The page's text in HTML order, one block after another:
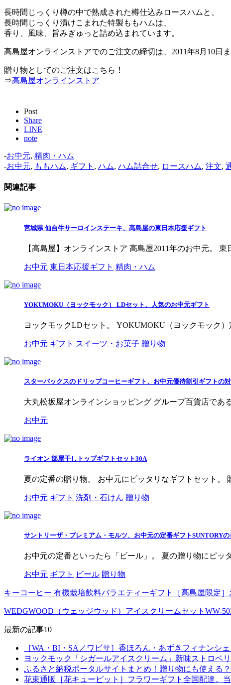
長時間じっくり樽の中で熟成された樽仕込みロースハムと、
長時間じっくり漬けこまれた特製ももハムは、
香り、風味、旨みぎゅっと詰め込まれています。
高島屋オンラインストアでのご注文の締切は、2011年8月10日
贈り物としてのご注文はこちら！
⇒高島屋オンラインストア
Post
Share
LINE
note
-お中元, 精肉・ハム
-お中元, ももハム, ギフト , ハム, ハム詰合せ, ロースハム, 注文,
関連記事
宮城県 仙台牛サーロインステーキ、高島屋の東日本応援ギフト
【高島屋】オンラインストア 高島屋2011年のお中元。
お中元 東日本応援ギフト 精肉・ハム
YOKUMOKU（ヨックモック） LDセット、人気のお中元ギフト
ヨックモックLDセット。 YOKUMOKU（ヨックモック
お中元 ギフト スイーツ・お菓子 贈り物
スターバックスのドリップコーヒーギフト、お中元優待割引ギフトの
大丸松坂屋オンラインショッピング グループ百貨店で
お中元
ライオン 部屋干しトップギフトセット30A
夏の定番の贈り物。 お中元にピッタリなギフトセット。
お中元 ギフト 洗剤・石けん 贈り物
サントリーザ・プレミアム・モルツ、お中元の定番ギフトSUNTORYの
お中元の定番といったら「ビール」。 夏の贈り物にピ
お中元 ギフト ビール 贈り物
キーコーヒー 有機栽培飲料バラエティーギフト［高島屋限定
WEDGWOOD（ウェッジウッド）アイスクリームセットWW-
最新の記事10
［WA・BI・SA／ワビサ］香ほろん・あずきフィナンシ
ヨックモック「シガールアイスクリーム」新味ストロベリ
ふるさと納税ポータルサイトまとめ！贈り物にも使える？
花束通販［花キューピット］フラワーギフト全国配達。